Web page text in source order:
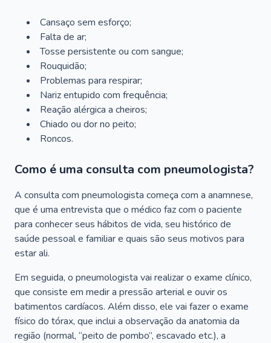
Cansaço sem esforço;
Falta de ar;
Tosse persistente ou com sangue;
Rouquidão;
Problemas para respirar;
Nariz entupido com frequência;
Reação alérgica a cheiros;
Chiado ou dor no peito;
Roncos.
Como é uma consulta com pneumologista?
A consulta com pneumologista começa com a anamnese,
que é uma entrevista que o médico faz com o paciente
para conhecer seus hábitos de vida, seu histórico de
saúde pessoal e familiar e quais são seus motivos para
estar ali.
Em seguida, o pneumologista vai realizar o exame clínico,
que consiste em medir a pressão arterial e ouvir os
batimentos cardíacos. Além disso, ele vai fazer o exame
físico do tórax, que inclui a observação da anatomia da
região (normal, “peito de pombo”, escavado etc.), a